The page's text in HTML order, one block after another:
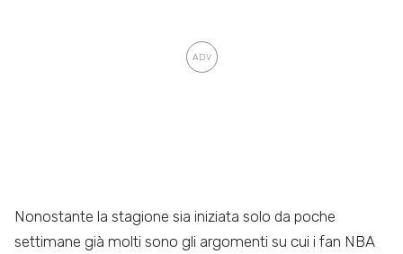
Nonostante la stagione sia iniziata solo da poche
settimane già molti sono gli argomenti su cui i fan NBA